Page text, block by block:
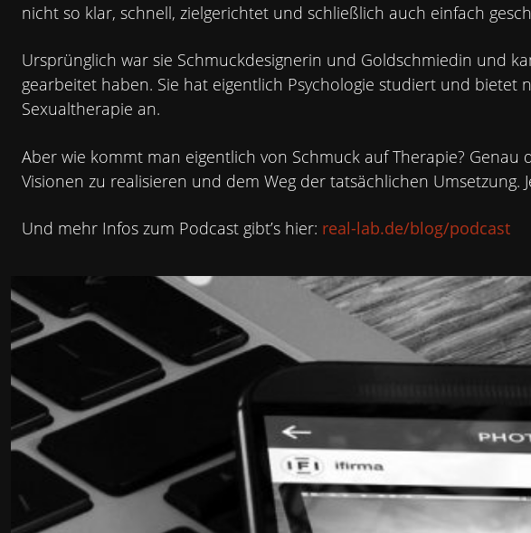
nicht so klar, schnell, zielgerichtet und schließlich auch einfach
Ursprünglich war sie Schmuckdesignerin und Goldschmiedin und
gearbeitet haben. Sie hat eigentlich Psychologie studiert und bietet
Sexualtherapie an.
Aber wie kommt man eigentlich von Schmuck auf Therapie? Genau
Visionen zu realisieren und dem Weg der tatsächlichen Umsetzung.
Und mehr Infos zum Podcast gibt’s hier: real-lab.de/blog/podcast
PODCAST